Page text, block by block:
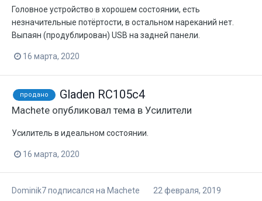
Головное устройство в хорошем состоянии, есть
незначительные потёртости, в остальном нареканий нет.
Выпаян (продублирован) USB на задней панели.
16 марта, 2020
продано Gladen RC105c4
Machete опубликовал тема в Усилители
Усилитель в идеальном состоянии.
16 марта, 2020
Dominik7подписался на Machete 22 февраля, 2019